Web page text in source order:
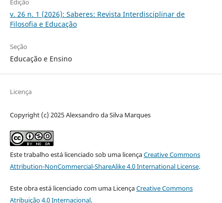
Edição
v. 26 n. 1 (2026): Saberes: Revista Interdisciplinar de
Filosofia e Educação
Seção
Educação e Ensino
Licença
Copyright (c) 2025 Alexsandro da Silva Marques
Este trabalho está licenciado sob uma licençaCreative Commons
Attribution-NonCommercial-ShareAlike 4.0 International License.
Este obra está licenciado com uma LicençaCreative Commons
Atribuição 4.0 Internacional.